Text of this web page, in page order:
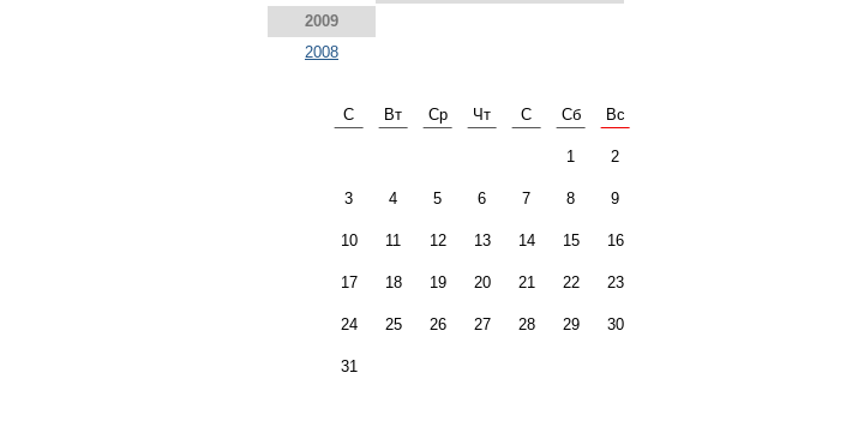
2009
2008
С Вт Ср Чт С Сб Вс
1 2
3 4 5 6 7 8 9
10 11 12 13 14 15 16
17 18 19 20 21 22 23
24 25 26 27 28 29 30
31